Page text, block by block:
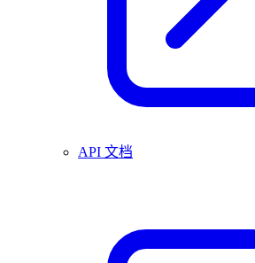
API 文档